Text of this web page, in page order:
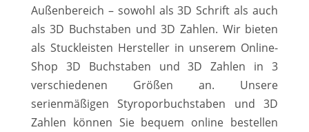
Außenbereich – sowohl als 3D Schrift als auch
als 3D Buchstaben und 3D Zahlen. Wir bieten
als Stuckleisten Hersteller in unserem Online-
Shop 3D Buchstaben und 3D Zahlen in 3
verschiedenen Größen an. Unsere
serienmäßigen Styroporbuchstaben und 3D
Zahlen können Sie bequem online bestellen